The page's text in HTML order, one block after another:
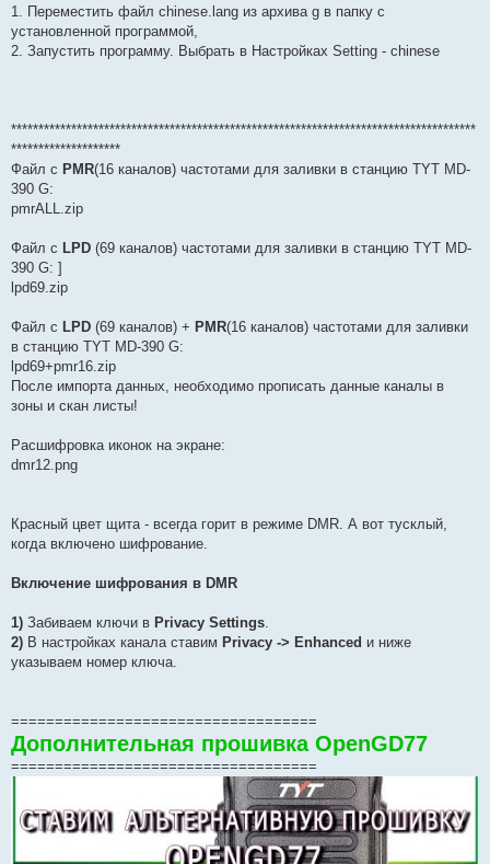
1. Переместить файл chinese.lang из архива g в папку с
установленной программой,
2. Запустить программу. Выбрать в Настройках Setting - chinese
*************************************************************************************
********************
Файл с PMR(16 каналов) частотами для заливки в станцию TYT MD-
390 G:
pmrALL.zip
Файл с LPD (69 каналов) частотами для заливки в станцию TYT MD-
390 G: ]
lpd69.zip
Файл с LPD (69 каналов) + PMR(16 каналов) частотами для заливки
в станцию TYT MD-390 G:
lpd69+pmr16.zip
После импорта данных, необходимо прописать данные каналы в
зоны и скан листы!
Расшифровка иконок на экране:
dmr12.png
Красный цвет щита - всегда горит в режиме DMR. А вот тусклый,
когда включено шифрование.
Включение шифрования в DMR
1) Забиваем ключи в Privacy Settings
2) В настройках канала ставим Privacy -> Enhanced и ниже
указываем номер ключа.
===================================
Дополнительная прошивка OpenGD77
===================================